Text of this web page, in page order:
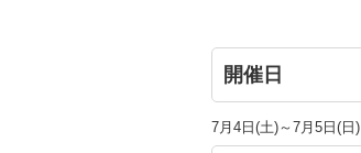
開催日
7月4日(土)～7月5日(日)